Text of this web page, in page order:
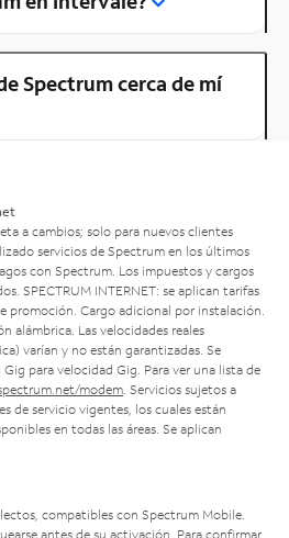
Spectrum cerca de mí
a cambios; solo para nuevos clientes
servicios de Spectrum en los últimos
con Spectrum. Los impuestos y cargos
SPECTRUM INTERNET: se aplican tarifas
promoción. Cargo adicional por instalación.
alámbrica. Las velocidades reales
varían y no están garantizadas. Se
para velocidad Gig. Para ver una lista de
modem . Servicios sujetos a
de servicio vigentes, los cuales están
en todas las áreas. Se aplican
compatibles con Spectrum Mobile.
antes de su activación. Para confirmar